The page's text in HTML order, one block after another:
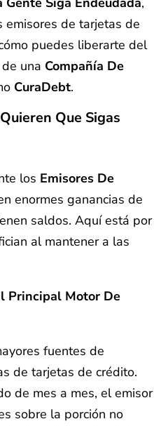
emisores de tarjetas de
puedes liberarte del
una Compañía De
CuraDebt.
Que Sigas
los Emisores De
enormes ganancias de
saldos. Aquí está por
al mantener a las
Principal Motor De
fuentes de
de tarjetas de crédito.
de mes a mes, el emisor
sobre la porción no